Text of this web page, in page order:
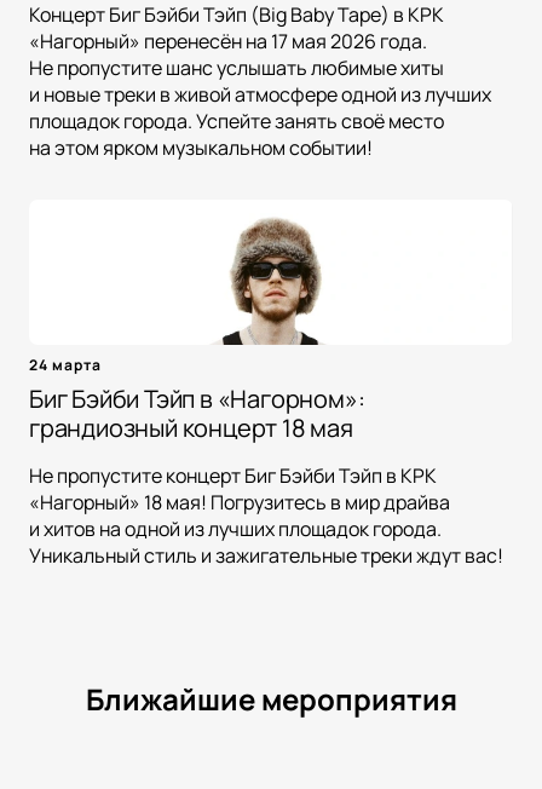
Концерт Биг Бэйби Тэйп (Big Baby Tape) в КРК
«Нагорный» перенесён на 17 мая 2026 года.
Не пропустите шанс услышать любимые хиты
и новые треки в живой атмосфере одной из лучших
площадок города. Успейте занять своё место
на этом ярком музыкальном событии!
24 марта
Биг Бэйби Тэйп в «Нагорном»:
грандиозный концерт 18 мая
Не пропустите концерт Биг Бэйби Тэйп в КРК
«Нагорный» 18 мая! Погрузитесь в мир драйва
и хитов на одной из лучших площадок города.
Уникальный стиль и зажигательные треки ждут вас!
Ближайшие мероприятия